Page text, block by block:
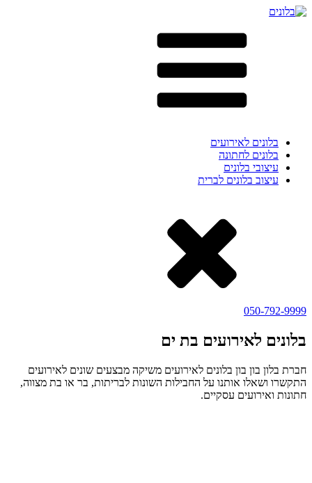
בלונים לאירועים
בלונים לחתונה
עיצובי בלונים
עיצוב בלונים לברית
050-792-9999
בלונים לאירועים בת ים
חברת בלון בון בון בלונים לאירועים משיקה מבצעים שונים לאירועים
התקשרו ושאלו אותנו על החבילות השונות לבריתות, בר או בת מצווה,
חתונות ואירועים עסקיים.